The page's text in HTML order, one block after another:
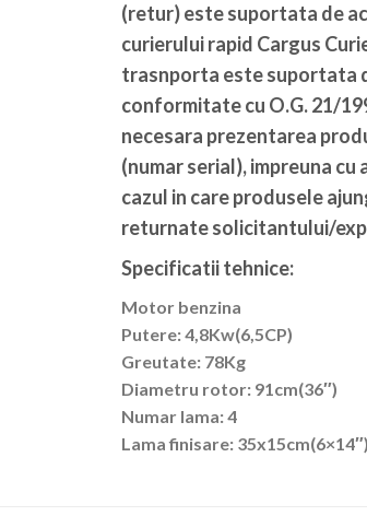
(retur) este suportata de
curierului rapid Cargus
trasnporta este suportata
conformitate cu O.G. 21/
necesara prezentarea
(numar serial), impreuna
cazul in care produsele
returnate solicitantului/
Specificatii tehnice:
Motor benzina
Putere: 4,8Kw(6,5CP)
Greutate: 78Kg
Diametru rotor: 91cm(36″)
Numar lama: 4
Lama finisare: 35x15cm(6×14″)